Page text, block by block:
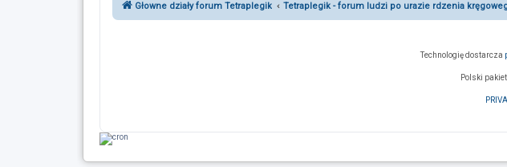
Głowne działy forum Tetraplegik Tetraplegik - forum ludzi po urazie rdzenia
Technologię dostarcza
Polski